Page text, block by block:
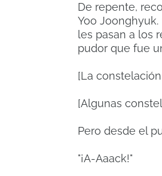
De repente,
Yoo
les pasan a los
pudor que fue
[La
[Algunas
Pero desde el
"¡A-Aaack!"